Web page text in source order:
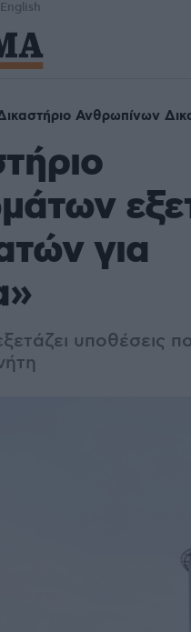
English
Ανθρωπίνων
για
υποθέσεις